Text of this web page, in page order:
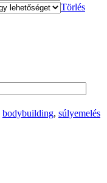
Törlés
bodybuilding, súlyemelés